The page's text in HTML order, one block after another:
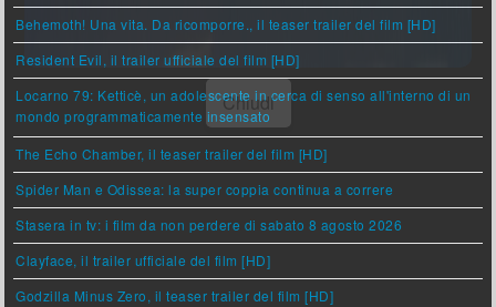
Behemoth! Una vita. Da ricomporre., il teaser trailer del film [HD]
Resident Evil, il trailer ufficiale del film [HD]
Locarno 79: Ketticè, un adolescente in cerca di senso all'interno di un
mondo programmaticamente insensato
The Echo Chamber, il teaser trailer del film [HD]
Spider Man e Odissea: la super coppia continua a correre
Stasera in tv: i film da non perdere di sabato 8 agosto 2026
Clayface, il trailer ufficiale del film [HD]
Godzilla Minus Zero, il teaser trailer del film [HD]